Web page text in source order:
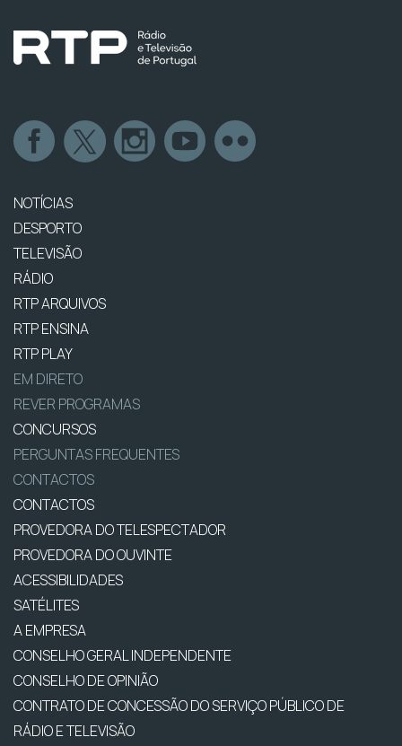
NOTÍCIAS
DESPORTO
TELEVISÃO
RÁDIO
RTP ARQUIVOS
RTP ENSINA
RTP PLAY
EM DIRETO
REVER PROGRAMAS
CONCURSOS
PERGUNTAS FREQUENTES
CONTACTOS
CONTACTOS
PROVEDORA DO TELESPECTADOR
PROVEDORA DO OUVINTE
ACESSIBILIDADES
SATÉLITES
A EMPRESA
CONSELHO GERAL INDEPENDENTE
CONSELHO DE OPINIÃO
CONTRATO DE CONCESSÃO DO SERVIÇO PÚBLICO DE
RÁDIO E TELEVISÃO